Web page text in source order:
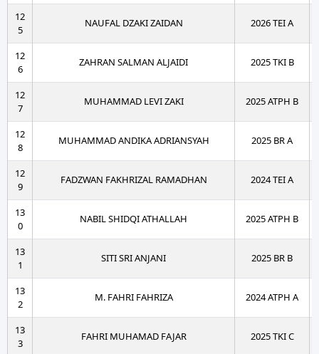
12
5
NAUFAL DZAKI ZAIDAN 2026 TEI A
12
6
ZAHRAN SALMAN ALJAIDI 2025 TKI B
12
7
MUHAMMAD LEVI ZAKI 2025 ATPH B
12
8
MUHAMMAD ANDIKA ADRIANSYAH 2025 BR A
12
9
FADZWAN FAKHRIZAL RAMADHAN 2024 TEI A
13
0
NABIL SHIDQI ATHALLAH 2025 ATPH B
13
1
SITI SRI ANJANI 2025 BR B
13
2
M. FAHRI FAHRIZA 2024 ATPH A
13
3
FAHRI MUHAMAD FAJAR 2025 TKI C